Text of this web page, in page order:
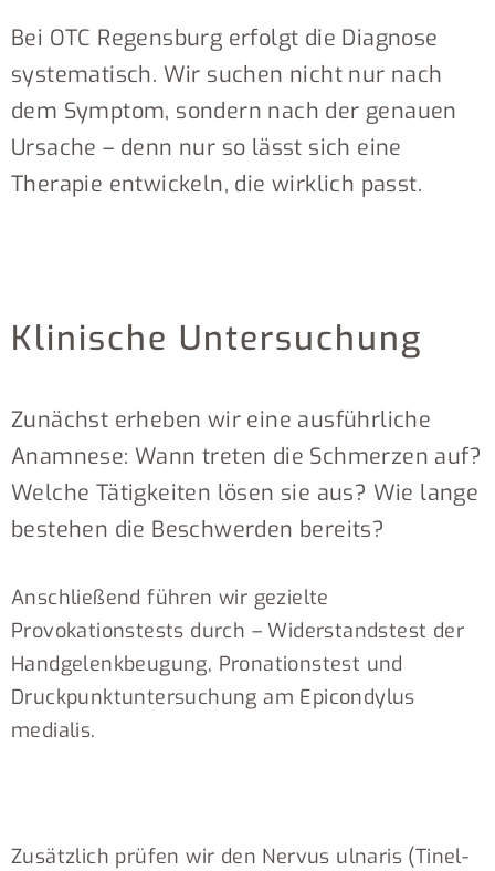
Bei OTC Regensburg erfolgt die Diagnose
systematisch. Wir suchen nicht nur nach
dem Symptom, sondern nach der genauen
Ursache – denn nur so lässt sich eine
Therapie entwickeln, die wirklich passt.
Klinische Untersuchung
Zunächst erheben wir eine ausführliche
Anamnese: Wann treten die Schmerzen auf?
Welche Tätigkeiten lösen sie aus? Wie lange
bestehen die Beschwerden bereits?
Anschließend führen wir gezielte
Provokationstests durch – Widerstandstest der
Handgelenkbeugung, Pronationstest und
Druckpunktuntersuchung am Epicondylus
medialis.
Zusätzlich prüfen wir den Nervus ulnaris (Tinel-